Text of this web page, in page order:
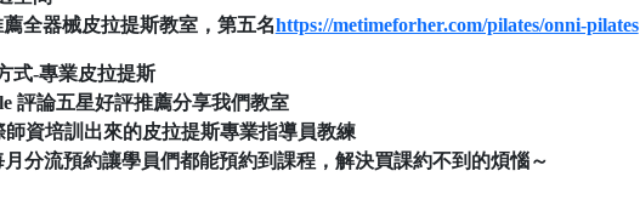
全器械皮拉提斯教室，第五名https://metimeforher.com/pilates/onni-pilates
式-專業皮拉提斯
評論五星好評推薦分享我們教室
師資培訓出來的皮拉提斯專業指導員教練
分流預約讓學員們都能預約到課程，解決買課約不到的煩惱～